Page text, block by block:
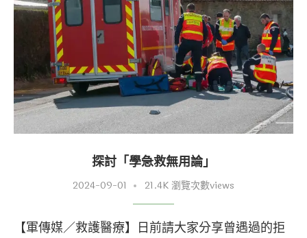
探討「學急救無用論」
2024-09-01 21.4K 瀏覽次數views
【軍傳媒／救護醫療】日前請大家分享曾遇過的拒